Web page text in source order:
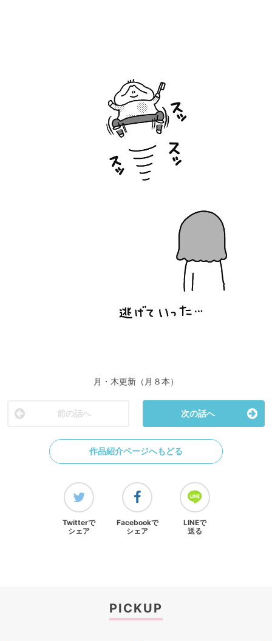
月・木更新（月８本）
前の話へ 次の話へ
作品紹介ページへもどる
Twitterで
シェア
Facebookで
シェア
LINEで
送る
PICKUP